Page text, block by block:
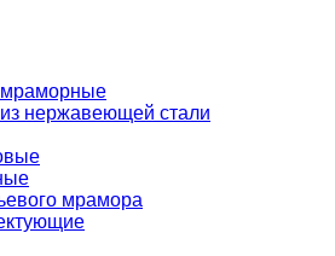
нержавеющей стали
мрамора